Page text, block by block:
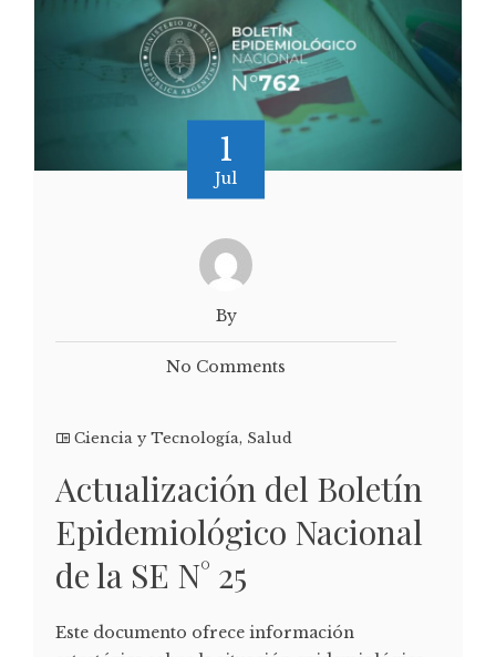
1
Jul
By
No Comments
Ciencia y Tecnología, Salud
Actualización del Boletín
Epidemiológico Nacional
de la SE N° 25
Este documento ofrece información